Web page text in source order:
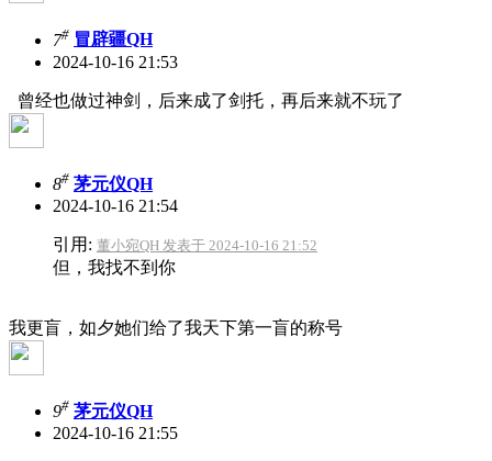
7# 冒辟疆QH
2024-10-16 21:53
曾经也做过神剑，后来成了剑托，再后来就不玩了
8# 茅元仪QH
2024-10-16 21:54
引用: 董小宛QH 发表于 2024-10-16 21:52
但，我找不到你
我更盲，如夕她们给了我天下第一盲的称号
9# 茅元仪QH
2024-10-16 21:55